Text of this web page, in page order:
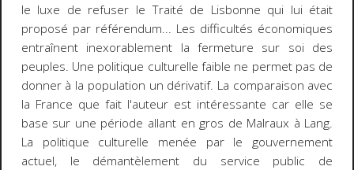
le luxe de refuser le Traité de Lisbonne qui lui était
proposé par référendum... Les difficultés économiques
entraînent inexorablement la fermeture sur soi des
peuples. Une politique culturelle faible ne permet pas de
donner à la population un dérivatif. La comparaison avec
la France que fait l'auteur est intéressante car elle se
base sur une période allant en gros de Malraux à Lang.
La politique culturelle menée par le gouvernement
actuel, le démantèlement du service public de